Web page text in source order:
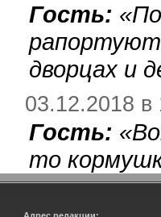
Гость: «
рапортуют
дворцах и
03.12.2018 в
Гость: «
то